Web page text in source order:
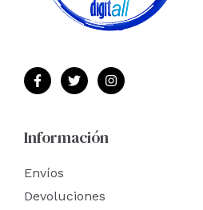
Información
Envíos
Devoluciones